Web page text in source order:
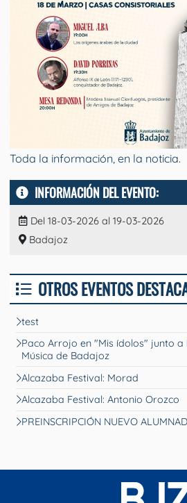
Toda la información, en la noticia.
INFORMACIÓN DEL EVENTO:
Del 18-03-2026 al 19-03-2026
Badajoz
OTROS EVENTOS
test
Paco Arrojo en "Mis ídolos" junto a
Música de Badajoz
Alcazaba Festival: Morad
Alcazaba Festival: Antonio Orozco
PREINSCRIPCIÓN NUEVO